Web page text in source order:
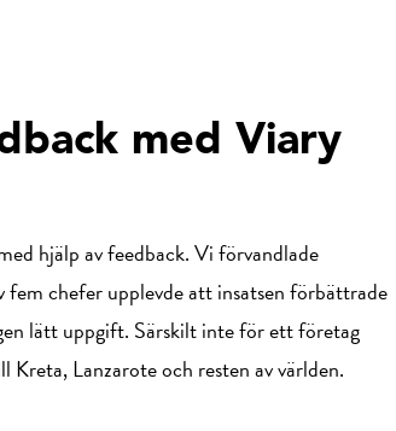
med Viary
hjälp av feedback. Vi förvandlade
chefer upplevde att insatsen förbättrade
lätt uppgift. Särskilt inte för ett företag
Lanzarote och resten av världen.